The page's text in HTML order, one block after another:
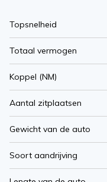
Topsnelheid
Totaal vermogen
Koppel (NM)
Aantal zitplaatsen
Gewicht van de auto
Soort aandrijving